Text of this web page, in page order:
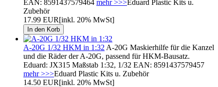
EAN: 8591437579464 mehr >>>Eduard Plastic Kits u.
Zubehör
17.99 EUR[inkl. 20% MwSt]
A-20G 1/32 HKM in 1:32 A-20G Maskierhilfe für die Kanzel
und die Räder der A-20G, passend für HKM-Bausatz.
Eduard: JX315 Maßstab 1:32, 1/32 EAN: 8591437579457
mehr >>>Eduard Plastic Kits u. Zubehör
14.50 EUR[inkl. 20% MwSt]